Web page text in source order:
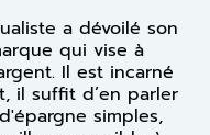
a dévoilé son
qui vise à
Il est incarné
il suffit d’en parler
simples,